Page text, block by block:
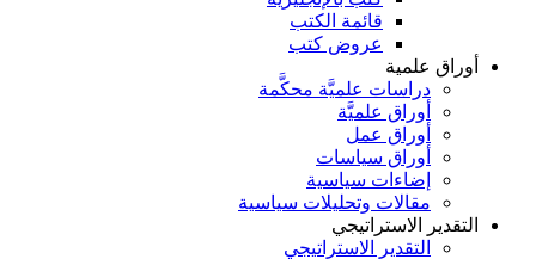
قائمة الكتب
عروض كتب
أوراق علمية
دراسات علميَّة محكَّمة
أوراق علميَّة
أوراق عمل
أوراق سياسات
إضاءات سياسية
مقالات وتحليلات سياسية
التقدير الاستراتيجي
التقدير الاستراتيجي